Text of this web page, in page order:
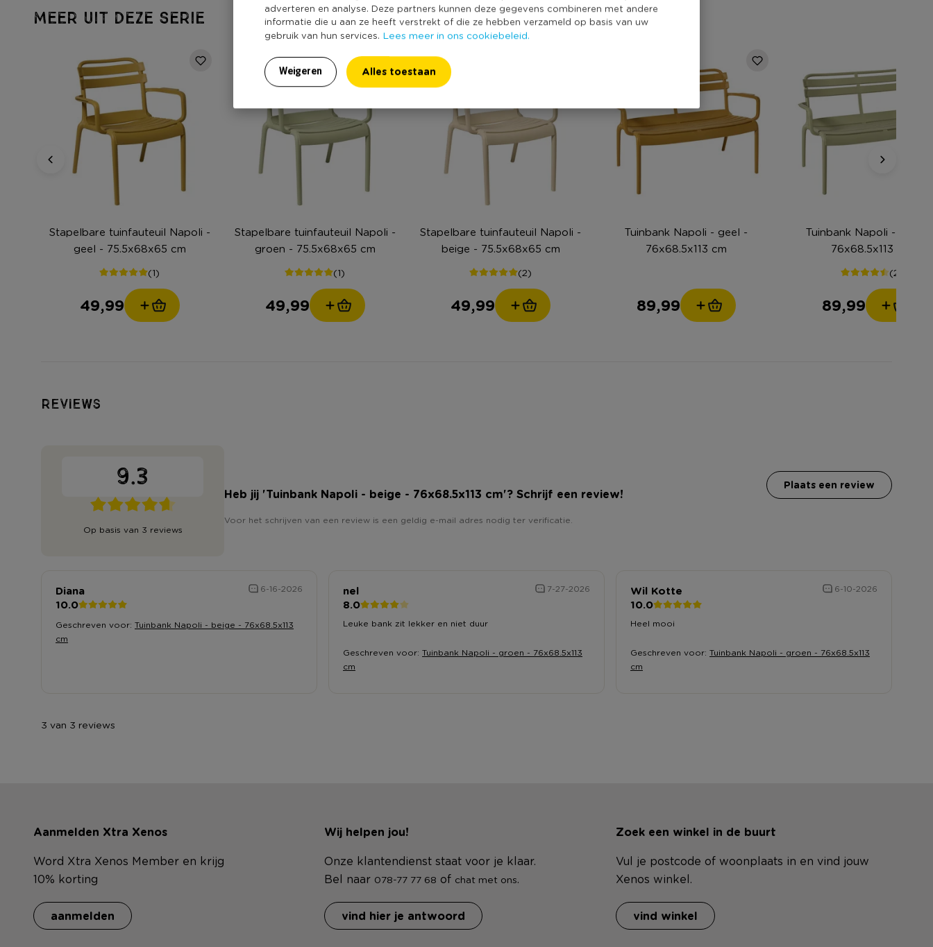
adverteren en analyse. Deze partners kunnen deze gegevens combineren met andere
informatie die u aan ze heeft verstrekt of die ze hebben verzameld op basis van uw
gebruik van hun services. Lees meer in ons cookiebeleid.
Weigeren Alles toestaan
MEER UIT DEZE SERIE
Stapelbare tuinfauteuil Napoli -
geel - 75.5x68x65 cm
(1)
49,99
Stapelbare tuinfauteuil Napoli -
groen - 75.5x68x65 cm
(1)
49,99
Stapelbare tuinfauteuil Napoli -
beige - 75.5x68x65 cm
(2)
49,99
Tuinbank Napoli - geel -
76x68.5x113 cm
89,99
Tuinbank Napoli - groen
76x68.5x113 cm
(2)
89,99
Reviews
9.3
Op basis van 3 reviews
Heb jij 'Tuinbank Napoli - beige - 76x68.5x113 cm'? Schrijf een review!
Voor het schrijven van een review is een geldig e-mail adres nodig ter verificatie.
plaats een review
Diana 6-16-2026
10.0
Geschreven voor: Tuinbank Napoli - beige - 76x68.5x113
cm
nel 7-27-2026
8.0
Leuke bank zit lekker en niet duur
Geschreven voor: Tuinbank Napoli - groen - 76x68.5x113
cm
Wil Kotte 6-10-2026
10.0
Heel mooi
Geschreven voor: Tuinbank Napoli - groen - 76x68.5x113
cm
3 van 3 reviews
Aanmelden Xtra Xenos
Word Xtra Xenos Member en krijg
10% korting
aanmelden
Wij helpen jou!
Onze klantendienst staat voor je klaar.
Bel naar 078-77 77 68 of chat met ons.
vind hier je antwoord
Zoek een winkel in de buurt
Vul je postcode of woonplaats in en vind jouw
Xenos winkel.
vind winkel